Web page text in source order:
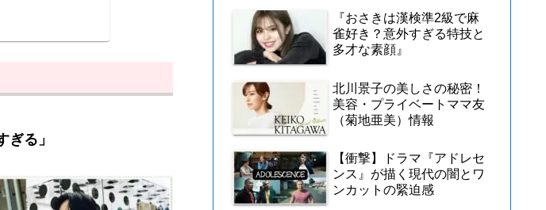
る」
『おさきは漢検準2級で麻
雀好き？意外すぎる特技と
多才な素顔』
北川景子の美しさの秘密！
美容・プライベートママ友
（菊地亜美）情報
【衝撃】ドラマ『アドレセ
ンス』が描く現代の闇とワ
ンカットの緊迫感